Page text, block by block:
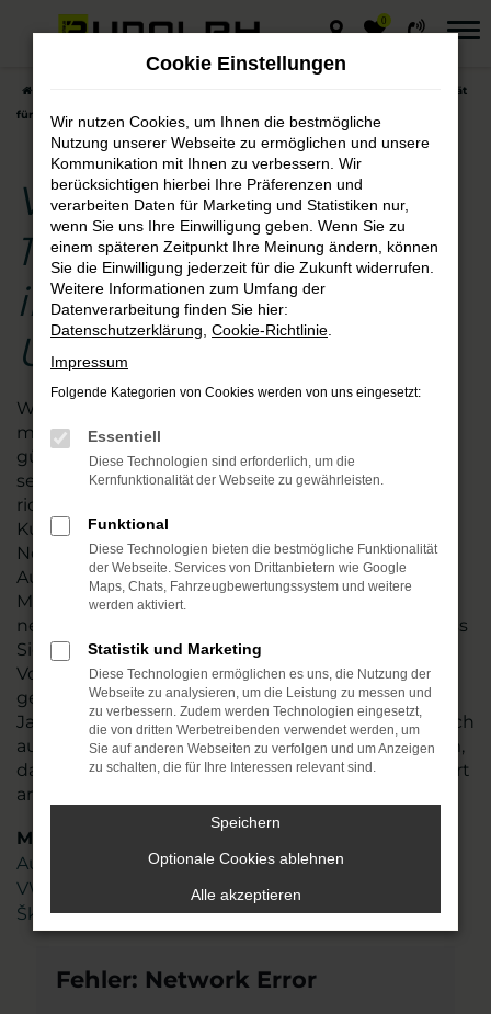
Zum
0
VW Golf Neuwagen – 1a Qualität
für Fahrten in Erfurt und Umgebung
VW Golf Neuwagen –
1a Qualität für Fahrten
in Erfurt und
Umgebung
Wer beim Autokauf auf der sicheren Seite sein
möchte, steigt in einen VW Golf Neuwagen zum
günstigen Preis. Wir vom Autohaus Rudolph sind
seit vielen Jahren auf diese Marke spezialisiert und
richten uns ausdrücklich auch an unsere
Kundschaft in Erfurt. Der Vorteil, den ein VW Golf
Neuwagen bietet, liegt in der individuellen
Ausstattung und der freien Auswahl hinsichtlich
Motorisierung, Lackierung und aller Extras. Wir
nennen es „Konfigurieren“ und meinen damit, dass
Sie exakt das Auto erhalten, das Ihren
Vorstellungen entspricht. Dabei beraten wir Sie
gern und bringen das Fachwissen aus mehr als 45
Jahren in der Automobilbranche ein. Freuen Sie sich
auf ein gut geschultes und hoch motiviertes Team,
das genau weiß, worauf es bei der Mobilität in Erfurt
ankommt
Marken
Audi
VW
Škoda
Fehler: Network Error
Cookie Einstellungen
Wir nutzen Cookies, um Ihnen die bestmögliche
Nutzung unserer Webseite zu ermöglichen und unsere
Kommunikation mit Ihnen zu verbessern. Wir
berücksichtigen hierbei Ihre Präferenzen und
verarbeiten Daten für Marketing und Statistiken nur,
wenn Sie uns Ihre Einwilligung geben. Wenn Sie zu
einem späteren Zeitpunkt Ihre Meinung ändern, können
Sie die Einwilligung jederzeit für die Zukunft widerrufen.
Weitere Informationen zum Umfang der
Datenverarbeitung finden Sie hier:
Datenschutzerklärung Cookie-Richtlinie
Impressum
Folgende Kategorien von Cookies werden von uns eingesetzt:
Essentiell
Diese Technologien sind erforderlich, um die
Kernfunktionalität der Webseite zu gewährleisten.
Funktional
Diese Technologien bieten die bestmögliche Funktionalität
der Webseite. Services von Drittanbietern wie Google
Maps, Chats, Fahrzeugbewertungssystem und weitere
werden aktiviert.
Statistik und Marketing
Diese Technologien ermöglichen es uns, die Nutzung der
Webseite zu analysieren, um die Leistung zu messen und
zu verbessern. Zudem werden Technologien eingesetzt,
die von dritten Werbetreibenden verwendet werden, um
Sie auf anderen Webseiten zu verfolgen und um Anzeigen
zu schalten, die für Ihre Interessen relevant sind.
Speichern
Optionale Cookies ablehnen
Alle akzeptieren